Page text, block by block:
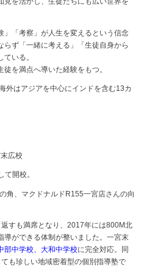
」「考察」が人生を変えるという信念
ず「一緒に考える」「生徒自身から
いる。
を満点へ導いた経験をもつ。
外はアジアを中心にインドを含む13カ
広校
開校。
角、マクドナルドR155一宮店さんの向
すも満席となり、2017年には800M北
導ができる体制が整いました。一宮末
部中学校、大和中学校に完全対応。同
も珍しい地域密着型の個別指導塾で